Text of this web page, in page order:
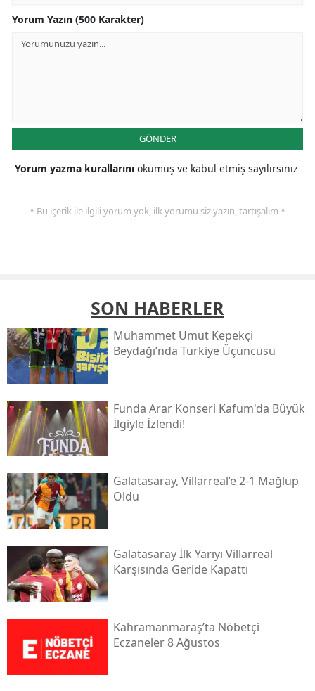
Yorum Yazın (500 Karakter)
GÖNDER
Yorum yazma kurallarını okumuş ve kabul etmiş sayılırsınız
* Bu içerik ile ilgili yorum yok, ilk yorumu siz yazın, tartışalım *
SON HABERLER
Muhammet Umut Kepekçi
Beydağı’nda Türkiye Üçüncüsü
Funda Arar Konseri Kafum'da Büyük
İlgiyle İzlendi!
Galatasaray, Villarreal’e 2-1 Mağlup
Oldu
Galatasaray İlk Yarıyı Villarreal
Karşısında Geride Kapattı
Kahramanmaraş’ta Nöbetçi
Eczaneler 8 Ağustos